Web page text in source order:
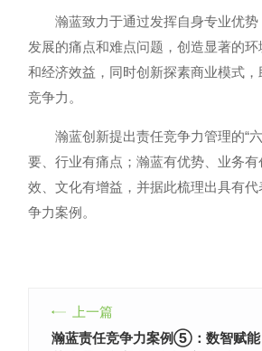
瀚蓝致力于通过发挥自身专业优
发展的痛点和难点问题，创造显著的
和经济效益，同时创新探素商业模式
竞争力。
瀚蓝创新提出责任竞争力管理的“
要、行业有痛点；瀚蓝有优势、业务
效、文化有增益，并据此梳理出具有
争力案例。
上一篇
瀚蓝责任竞争力案例⑤：数智赋能